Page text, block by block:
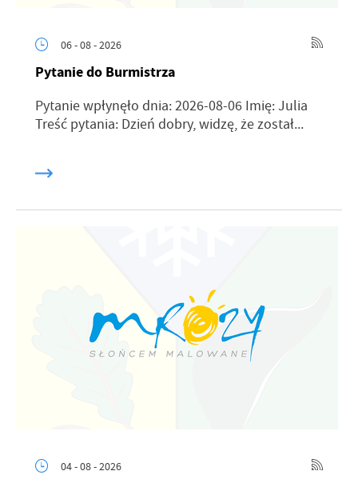
06 - 08 - 2026
Pytanie do Burmistrza
Pytanie wpłynęło dnia: 2026-08-06 Imię: Julia
Treść pytania: Dzień dobry, widzę, że został...
04 - 08 - 2026